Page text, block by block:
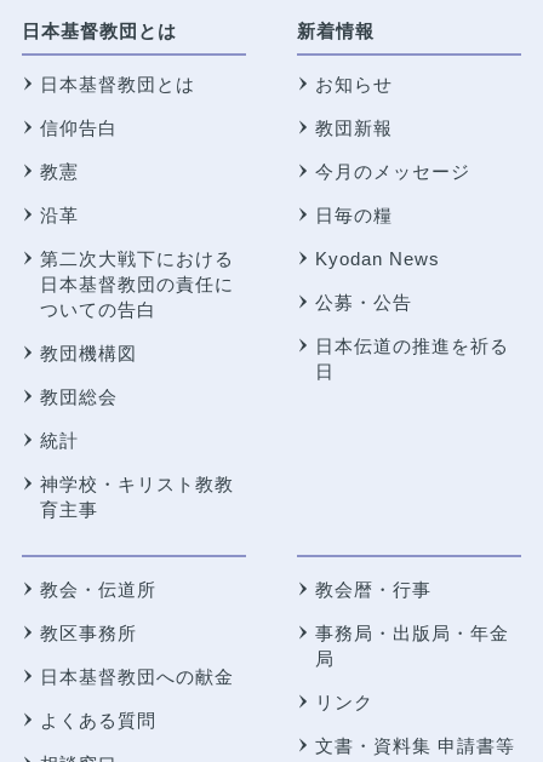
日本基督教団とは
日本基督教団とは
信仰告白
教憲
沿革
第二次大戦下における
日本基督教団の責任に
ついての告白
教団機構図
教団総会
統計
神学校・キリスト教教
育主事
新着情報
お知らせ
教団新報
今月のメッセージ
日毎の糧
Kyodan News
公募・公告
日本伝道の推進を祈る
日
教会・伝道所
教区事務所
日本基督教団への献金
よくある質問
教会暦・行事
事務局・出版局・年金
局
リンク
文書・資料集 申請書等